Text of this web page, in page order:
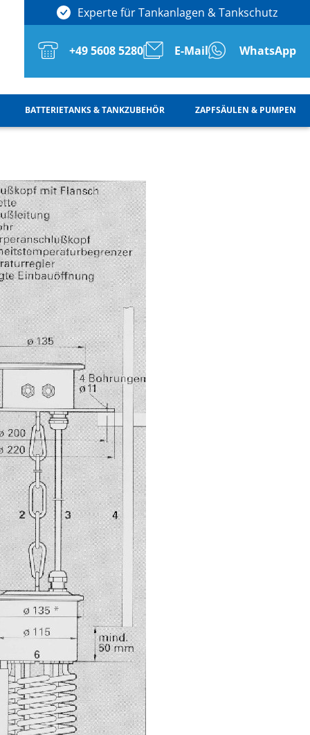
Experte für Tankanlagen & Tankschutz
+49 5608 5280 E-Mail WhatsApp
BATTERIETANKS & TANKZUBEHÖR ZAPFSÄULEN & PUMPEN